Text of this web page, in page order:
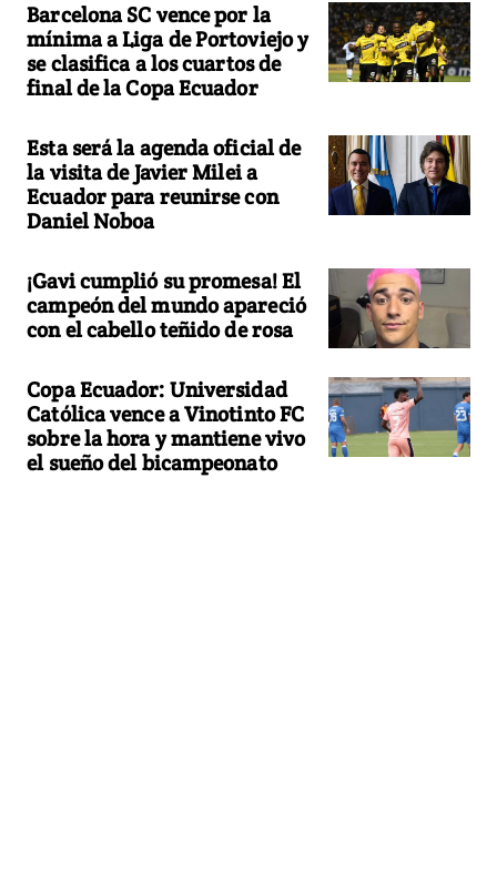
Barcelona SC vence por la
mínima a Liga de Portoviejo y
se clasifica a los cuartos de
final de la Copa Ecuador
Esta será la agenda oficial de
la visita de Javier Milei a
Ecuador para reunirse con
Daniel Noboa
¡Gavi cumplió su promesa! El
campeón del mundo apareció
con el cabello teñido de rosa
Copa Ecuador: Universidad
Católica vence a Vinotinto FC
sobre la hora y mantiene vivo
el sueño del bicampeonato